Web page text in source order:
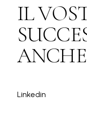
IL
Linkedin